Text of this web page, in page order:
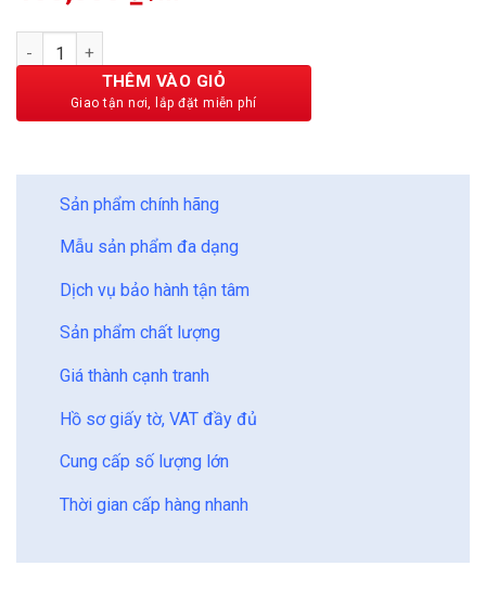
gốc
là:
110,000 ₫.
105,000 ₫.
Tấm ốp PVC Vân Đá VD321 số lượng
THÊM VÀO GIỎ
Sản phẩm chính hãng
Mẫu sản phẩm đa dạng
Dịch vụ bảo hành tận tâm
Sản phẩm chất lượng
Giá thành cạnh tranh
Hồ sơ giấy tờ, VAT đầy đủ
Cung cấp số lượng lớn
Thời gian cấp hàng nhanh